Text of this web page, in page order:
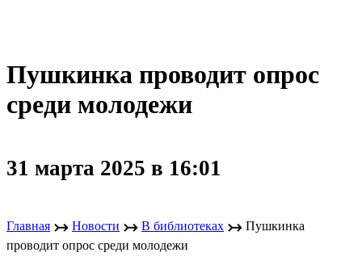
Пушкинка проводит опрос
среди молодежи
31 марта 2025 в 16:01
Главная ↣ Новости ↣ В библиотеках ↣ Пушкинка
проводит опрос среди молодежи